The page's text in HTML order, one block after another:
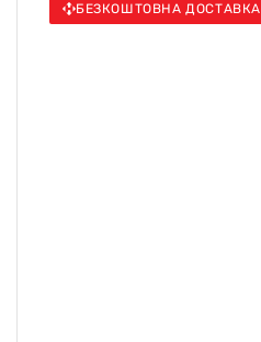
БЕЗКОШТОВНА ДОСТАВКА